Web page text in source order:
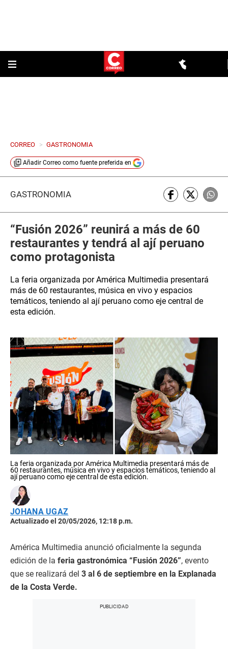
CORREO > GASTRONOMIA
Añadir Correo como fuente preferida en
GASTRONOMÍA
“Fusión 2026” reunirá a más de 60
restaurantes y tendrá al ají peruano
como protagonista
La feria organizada por América Multimedia presentará
más de 60 restaurantes, música en vivo y espacios
temáticos, teniendo al ají peruano como eje central de
esta edición.
La feria organizada por América Multimedia presentará más de
60 restaurantes, música en vivo y espacios temáticos, teniendo al
ají peruano como eje central de esta edición.
JOHANA UGAZ
Actualizado el 20/05/2026, 12:18 p.m.
América Multimedia anunció oficialmente la segunda
edición de la feria gastronómica “Fusión 2026”, evento
que se realizará del 3 al 6 de septiembre en la Explanada
de la Costa Verde.